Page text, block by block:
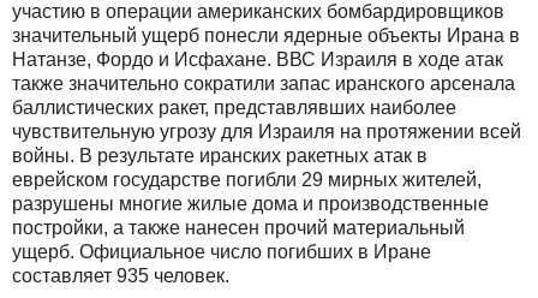
участию в операции американских бомбардировщиков
значительный ущерб понесли ядерные объекты Ирана в
Натанзе, Фордо и Исфахане. ВВС Израиля в ходе атак
также значительно сократили запас иранского арсенала
баллистических ракет, представлявших наиболее
чувствительную угрозу для Израиля на протяжении всей
войны. В результате иранских ракетных атак в
еврейском государстве погибли 29 мирных жителей,
разрушены многие жилые дома и производственные
постройки, а также нанесен прочий материальный
ущерб. Официальное число погибших в Иране
составляет 935 человек.